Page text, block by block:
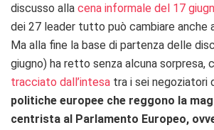
discusso alla cena informale del 17
dei 27 leader tutto può cambiare anche
Ma alla fine la base di partenza delle
giugno) ha retto senza alcuna sorpresa,
tracciato dall’intesa tra i sei negoziatori
politiche europee che reggono la
centrista al Parlamento Europeo,